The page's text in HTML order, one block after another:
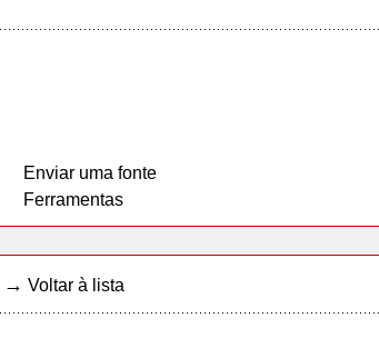
Enviar uma fonte
Ferramentas
→ Voltar à lista